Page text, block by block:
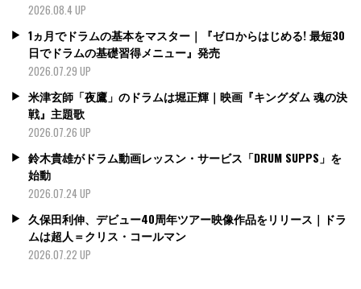
2026.08.4 UP
1ヵ月でドラムの基本をマスター｜『ゼロからはじめる! 最短30
日でドラムの基礎習得メニュー』発売
2026.07.29 UP
米津玄師「夜鷹」のドラムは堀正輝｜映画『キングダム 魂の決
戦』主題歌
2026.07.26 UP
鈴木貴雄がドラム動画レッスン・サービス「DRUM SUPPS」を
始動
2026.07.24 UP
久保田利伸、デビュー40周年ツアー映像作品をリリース｜ドラ
ムは超人＝クリス・コールマン
2026.07.22 UP